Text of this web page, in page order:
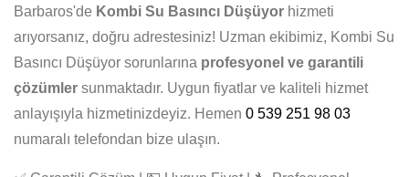
Barbaros'de Kombi Su Basıncı Düşüyor hizmeti
arıyorsanız, doğru adrestesiniz! Uzman ekibimiz, Kombi Su
Basıncı Düşüyor sorunlarına profesyonel ve garantili
çözümler sunmaktadır. Uygun fiyatlar ve kaliteli hizmet
anlayışıyla hizmetinizdeyiz. Hemen 0 539 251 98 03
numaralı telefondan bize ulaşın.